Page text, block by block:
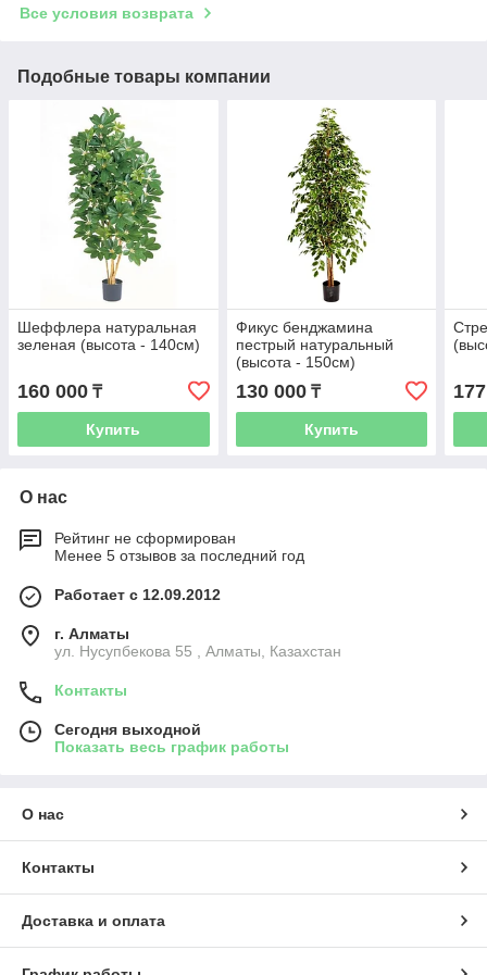
Все условия возврата
Подобные товары компании
Шеффлера натуральная
зеленая (высота - 140см)
160 000 ₸
Купить
Фикус бенджамина
пестрый натуральный
(высота - 150см)
130 000₸
Купить
О нас
Рейтинг не сформирован
Менее 5 отзывов за последний год
Работает с 12.09.2012
г. Алматы
ул. Нусупбекова 55 , Алматы, Казахстан
Контакты
Сегодня выходной
Показать весь график работы
О нас
Контакты
Доставка и оплата